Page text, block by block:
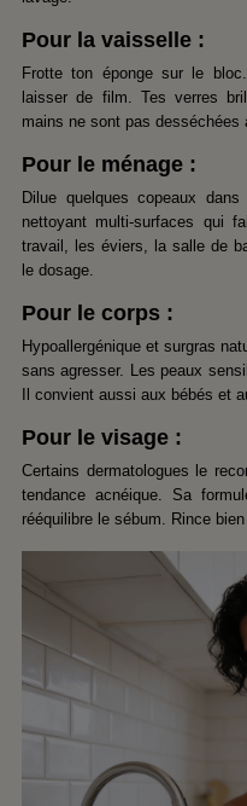
Pour la vaisselle :
Frotte ton éponge sur le
laisser de film. Tes verres
mains ne sont pas desséchées
Pour le ménage :
Dilue quelques copeaux
nettoyant multi-surfaces qui
travail, les éviers, la salle de
le dosage.
Pour le corps :
Hypoallergénique et surgras
sans agresser. Les peaux
Il convient aussi aux bébés et
Pour le visage :
Certains dermatologues le
tendance acnéique. Sa
rééquilibre le sébum. Rince